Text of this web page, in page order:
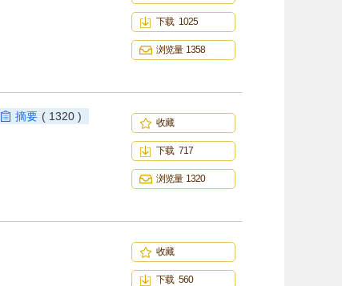
下载 1025
浏览量 1358
摘要 ( 1320 )
收藏
下载 717
浏览量 1320
收藏
下载 560